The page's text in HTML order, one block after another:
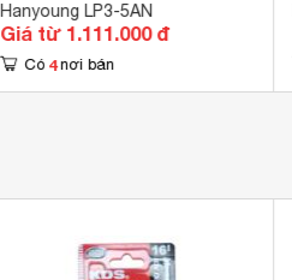
Hanyoung LP3-5AN
Giá từ 1.111.000 đ
Có 4 nơi bán